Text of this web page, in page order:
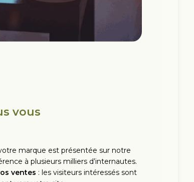
vous
marque est présentée sur notre
à plusieurs milliers d’internautes.
ventes : les visiteurs intéressés sont